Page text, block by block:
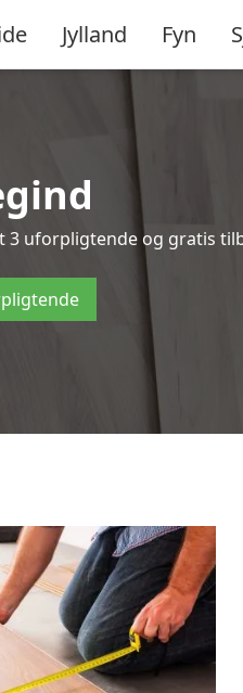
Jylland Fyn
uforpligtende og gratis